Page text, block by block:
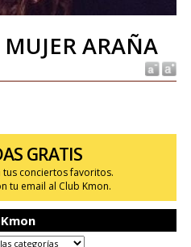
ARAÑA
GRATIS
conciertos favoritos.
tu email al Club Kmon.